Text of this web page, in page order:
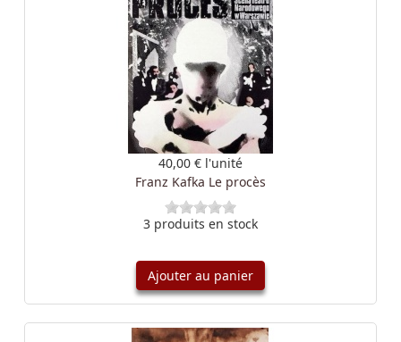
40,00 € l'unité
Franz Kafka Le procès
3 produits en stock
Ajouter au panier